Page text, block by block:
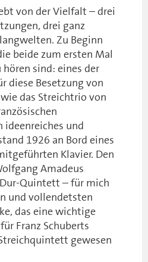
von der Vielfalt – drei
drei ganz
Zu Beginn
beide zum ersten Mal
hören sind: eines der
diese Besetzung von
das Streichtrio von
ideenreiches und
1926 an Bord eines
Klavier. Den
Amadeus
Quintett – für mich
und vollendetsten
das eine wichtige
Franz Schuberts
gewesen